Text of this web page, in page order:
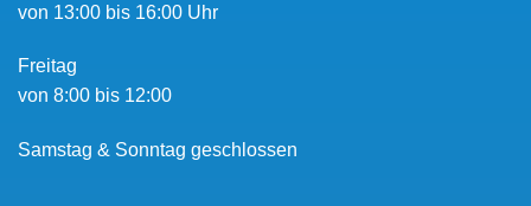
von 13:00 bis 16:00 Uhr
Freitag
von 8:00 bis 12:00
Samstag & Sonntag geschlossen